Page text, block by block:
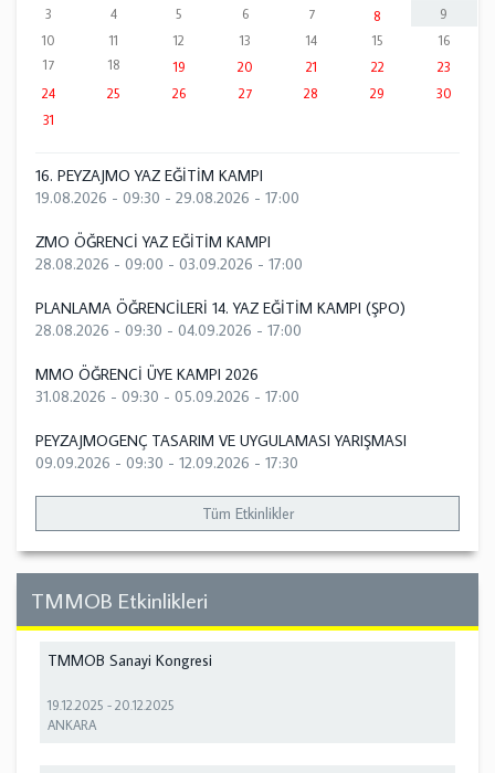
3
4 5 6 7 8
9
10
11 12 13 14 15
16
17
18 19 20 21 22
23
24
25 26 27 28 29
30
31
16. PEYZAJMO YAZ EĞİTİM KAMPI
19.08.2026 - 09:30 - 29.08.2026 - 17:00
ZMO ÖĞRENCİ YAZ EĞİTİM KAMPI
28.08.2026 - 09:00 - 03.09.2026 - 17:00
PLANLAMA ÖĞRENCİLERİ 14. YAZ EĞİTİM KAMPI (ŞPO)
28.08.2026 - 09:30 - 04.09.2026 - 17:00
MMO ÖĞRENCİ ÜYE KAMPI 2026
31.08.2026 - 09:30 - 05.09.2026 - 17:00
PEYZAJMOGENÇ TASARIM VE UYGULAMASI YARIŞMASI
09.09.2026 - 09:30 - 12.09.2026 - 17:30
Tüm Etkinlikler
TMMOB Etkinlikleri
TMMOB Sanayi Kongresi
19.12.2025 -20.12.2025
ANKARA